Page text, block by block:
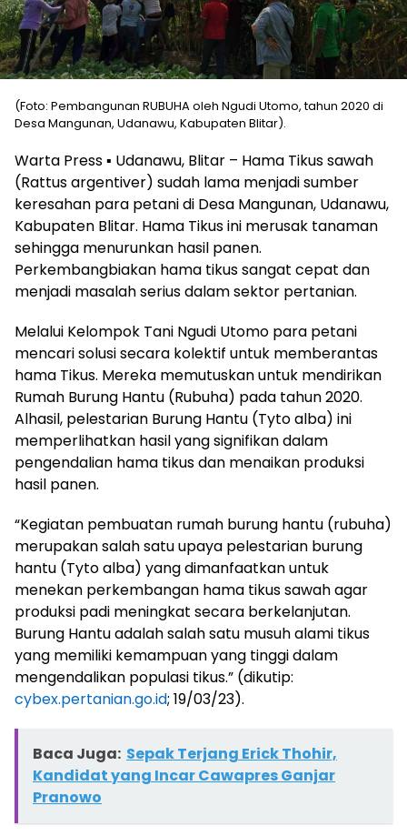
(Foto: Pembangunan RUBUHA oleh Ngudi Utomo, tahun 2020 di
Desa Mangunan, Udanawu, Kabupaten Blitar).
Warta Press ▪︎ Udanawu, Blitar – Hama Tikus sawah
(Rattus argentiver) sudah lama menjadi sumber
keresahan para petani di Desa Mangunan, Udanawu,
Kabupaten Blitar. Hama Tikus ini merusak tanaman
sehingga menurunkan hasil panen.
Perkembangbiakan hama tikus sangat cepat dan
menjadi masalah serius dalam sektor pertanian.
Melalui Kelompok Tani Ngudi Utomo para petani
mencari solusi secara kolektif untuk memberantas
hama Tikus. Mereka memutuskan untuk mendirikan
Rumah Burung Hantu (Rubuha) pada tahun 2020.
Alhasil, pelestarian Burung Hantu (Tyto alba) ini
memperlihatkan hasil yang signifikan dalam
pengendalian hama tikus dan menaikan produksi
hasil panen.
“Kegiatan pembuatan rumah burung hantu (rubuha)
merupakan salah satu upaya pelestarian burung
hantu (Tyto alba) yang dimanfaatkan untuk
menekan perkembangan hama tikus sawah agar
produksi padi meningkat secara berkelanjutan.
Burung Hantu adalah salah satu musuh alami tikus
yang memiliki kemampuan yang tinggi dalam
mengendalikan populasi tikus.” (dikutip:
cybex.pertanian.go.id; 19/03/23).
Baca Juga: Sepak Terjang Erick Thohir,
Kandidat yang Incar Cawapres Ganjar
Pranowo